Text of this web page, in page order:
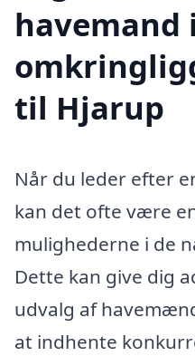
havemand
til Hjarup
Når du leder efter
kan det ofte være
mulighederne i de
Dette kan give dig
udvalg af
at indhente